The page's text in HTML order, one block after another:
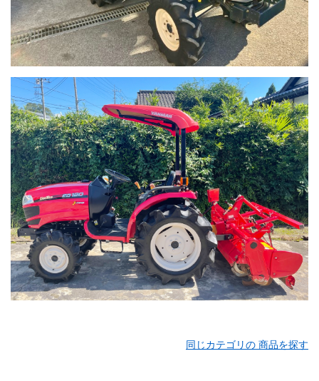
同じカテゴリの 商品を探す